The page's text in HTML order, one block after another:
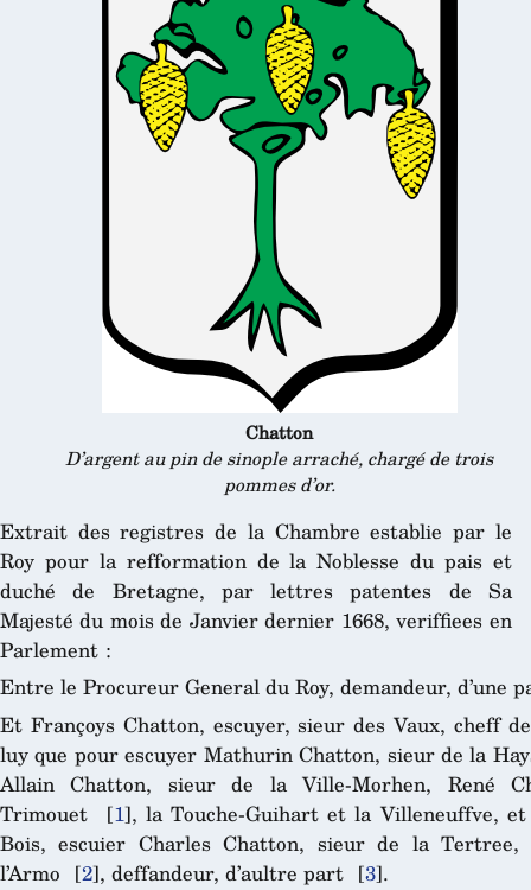
Chatton
D’argent au pin de sinople arraché, chargé de trois
pommes d’or.
Extrait des registres de la Chambre establie par le
Roy pour la refformation de la Noblesse du pais et
duché de Bretagne, par lettres patentes de Sa
Majesté du mois de Janvier dernier 1668, veriffiees en
Parlement :
Entre le Procureur General du Roy, demandeur, d’une
Et Françoys Chatton, escuyer, sieur des Vaux, cheff
luy que pour escuyer Mathurin Chatton, sieur de la
Allain Chatton, sieur de la Ville-Morhen, René
Trimouet
[1], la Touche-Guihart et la Villeneuffve,
Bois, escuier Charles Chatton, sieur de la
l’Armo [2], deffandeur, d’aultre part [3].